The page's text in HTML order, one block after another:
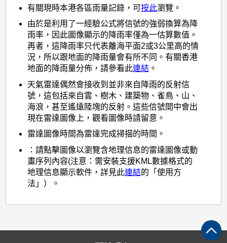
有關現時本港各區雨量記錄，可按此瀏覽。
由於是利用了一經驗公式將信號的強弱換算為降
雨率，因此圖像顯示的降雨率僅為一估算數值。
再者，這降雨率只代表離海平面2或3公里高的情
況，所以跟地面的降雨量會有所不同。有關香港
地面的降雨量分佈，請參看此連結。
天氣雷達偶然會接收到並非來自降雨的反射信
號，這包括來自雲、樹木、建築物、雀鳥、山、
海浪，甚至遙遠陸塊的反射。這些信號間中會出
現在雷達圖像上，觀看圖像時請留意。
雷達圖像時間為雷達完成掃描的時間。
：請點擊圖像以瀏覽含地理信息的雷達圖像或動
畫序列內容(注意：需安裝支援KML數據格式的
地理信息顯示軟件，詳見此連結的「使用方
法」）。